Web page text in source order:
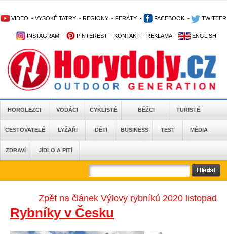
VIDEO - VYSOKÉ TATRY - REGIONY - FERÁTY - FACEBOOK - TWITTER
- INSTAGRAM - PINTEREST - KONTAKT - REKLAMA - ENGLISH
HOROLEZCI VODÁCI CYKLISTÉ BĚŽCI TURISTÉ
CESTOVATELÉ LYŽAŘI DĚTI BUSINESS TEST MÉDIA
ZDRAVÍ JÍDLO A PITÍ
Zpět na článek Výlovy rybníků 2020 listopad
Rybníky v Česku